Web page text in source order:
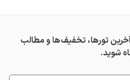
تورها، تخفیف‌ها و مطالب
شوید.